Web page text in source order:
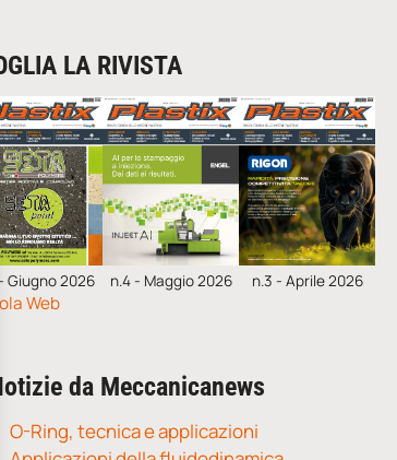
LA RIVISTA
- Giugno 2026 n.4 - Maggio 2026 n.3 - Aprile 2026
Web
da Meccanicanews
O-Ring, tecnica e applicazioni